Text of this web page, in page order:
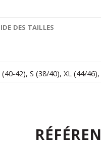
DES TAILLES
(40-42),S (38/40),XL (44/46)